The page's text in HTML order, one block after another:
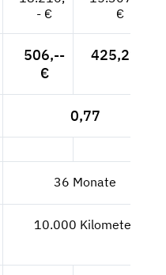
- €
€
506,--
€
425,21 €
0,77
36 Monate
10.000 Kilometer